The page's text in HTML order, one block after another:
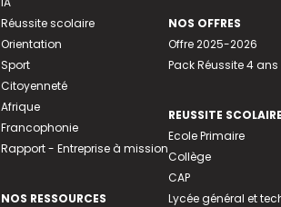
Réussite scolaire
Orientation
Sport
Citoyenneté
Afrique
Francophonie
Rapport - Entreprise à mission
NOS RESSOURCES
NOS OFFRES
Offre 2025-2026
Pack Réussite 4 ans
REUSSITE SCOLAIRE
Ecole Primaire
Collège
CAP
Lycée général et